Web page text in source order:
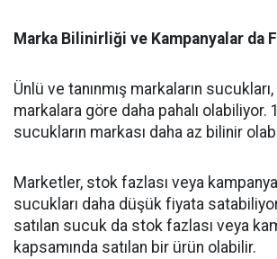
Marka Bilinirliği ve Kampanyalar da
Ünlü ve tanınmış markaların
markalara göre daha pahalı olabiliyor.
sucukların markası daha az bilinir
Marketler, stok fazlası veya
sucukları daha düşük fiyata
satılan sucuk da stok fazlası veya
kapsamında satılan bir ürün olabilir.